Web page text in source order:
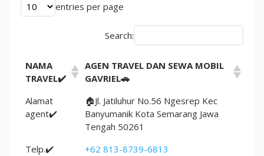
entries per page
Search:
NAMA
TRAVEL✔️
AGEN TRAVEL DAN SEWA MOBIL
GAVRIEL🚗
Alamat
agent✔️
🏠Jl. Jatiluhur No.56 Ngesrep Kec
Banyumanik Kota Semarang Jawa
Tengah 50261
Telp.✔️
+62 813-8739-6813